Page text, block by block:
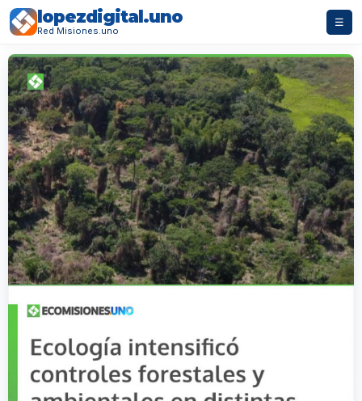
lopezdigital.uno
Red Misiones.uno
☰